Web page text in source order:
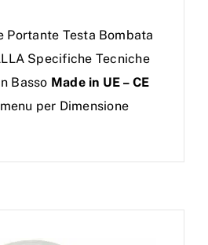
Portante Testa Bombata
Specifiche Tecniche
Basso Made in UE – CE
per Dimensione